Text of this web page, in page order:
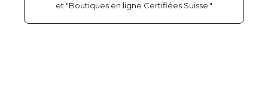
et "Boutiques en ligne Certifiées Suisse."